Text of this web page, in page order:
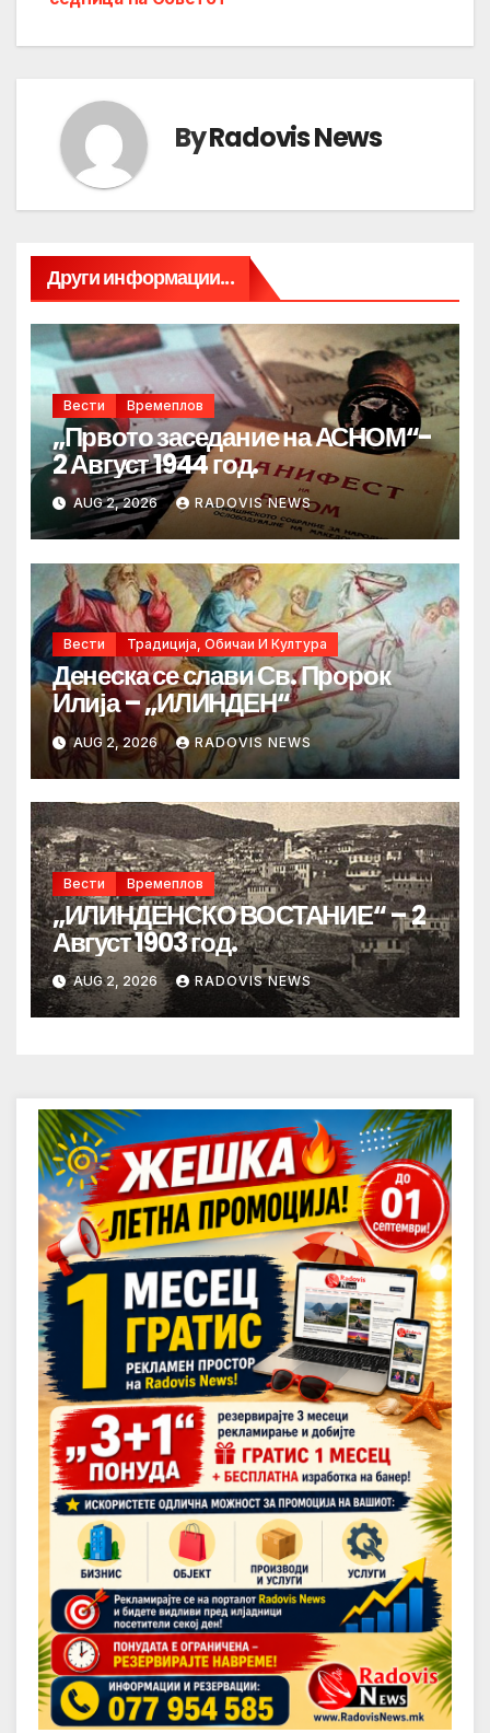
ByRadovis News
Други информации...
Вести Времеплов
„Првото заседание на АСНОМ“-
2 Август 1944 год.
AUG 2, 2026 RADOVIS NEWS
Вести Традиција, Обичаи И Култура
Денеска се слави Св. Пророк
Илија – „ИЛИНДЕН“
AUG 2, 2026 RADOVIS NEWS
Вести Времеплов
„ИЛИНДЕНСКО ВОСТАНИЕ“ – 2
Август 1903 год.
AUG 2, 2026 RADOVIS NEWS